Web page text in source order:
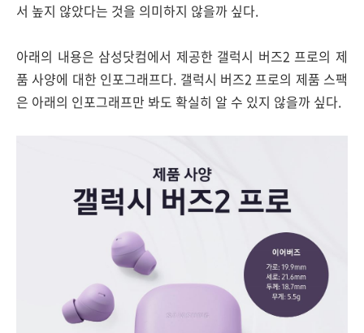
서 높지 않았다는 것을 의미하지 않을까 싶다.
아래의 내용은 삼성닷컴에서 제공한 갤럭시 버즈2 프로의 제
품 사양에 대한 인포그래프다. 갤럭시 버즈2 프로의 제품 스팩
은 아래의 인포그래프만 봐도 확실히 알 수 있지 않을까 싶다.